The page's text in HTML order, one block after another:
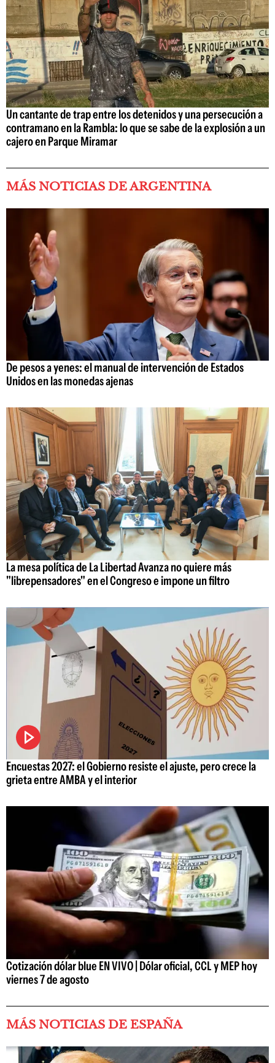
Un cantante de trap entre los detenidos y una persecución a
contramano en la Rambla: lo que se sabe de la explosión a un
cajero en Parque Miramar
MÁS NOTICIAS DE ARGENTINA
De pesos a yenes: el manual de intervención de Estados
Unidos en las monedas ajenas
La mesa política de La Libertad Avanza no quiere más
"librepensadores" en el Congreso e impone un filtro
Encuestas 2027: el Gobierno resiste el ajuste, pero crece la
grieta entre AMBA y el interior
Cotización dólar blue EN VIVO | Dólar oficial, CCL y MEP hoy
viernes 7 de agosto
MÁS NOTICIAS DE ESPAÑA